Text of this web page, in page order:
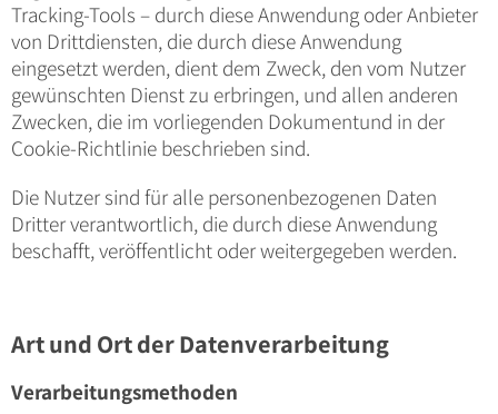
Tracking-Tools – durch diese Anwendung oder Anbieter
von Drittdiensten, die durch diese Anwendung
eingesetzt werden, dient dem Zweck, den vom Nutzer
gewünschten Dienst zu erbringen, und allen anderen
Zwecken, die im vorliegenden Dokumentund in der
Cookie-Richtlinie beschrieben sind.
Die Nutzer sind für alle personenbezogenen Daten
Dritter verantwortlich, die durch diese Anwendung
beschafft, veröffentlicht oder weitergegeben werden.
Art und Ort der Datenverarbeitung
Verarbeitungsmethoden